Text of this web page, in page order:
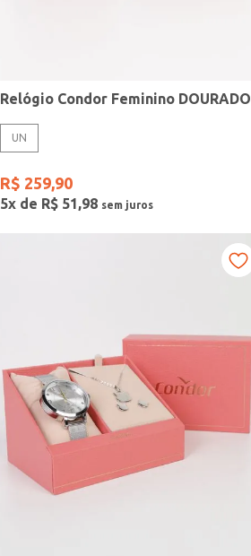
Relógio Condor Feminino DOURADO
UN
R$ 259,90
5x de R$ 51,98